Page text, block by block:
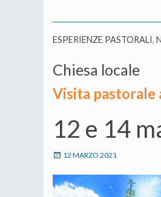
ESPERIENZE PASTORALI,
Chiesa locale
Visita pastorale
12 e 14
12 MARZO 2021